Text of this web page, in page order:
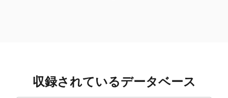
収録されているデータベース